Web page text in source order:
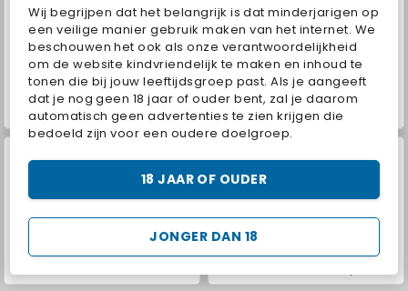
Wij begrijpen dat het belangrijk is dat minderjarigen op
een veilige manier gebruik maken van het internet. We
beschouwen het ook als onze verantwoordelijkheid
om de website kindvriendelijk te maken en inhoud te
tonen die bij jouw leeftijdsgroep past. Als je aangeeft
dat je nog geen 18 jaar of ouder bent, zal je daarom
automatisch geen advertenties te zien krijgen die
bedoeld zijn voor een oudere doelgroep.
JONGER DAN 18
18 JAAR OF OUDER
Hidden Object: Street of Secrets VegaMix Da Vinci Puzzles